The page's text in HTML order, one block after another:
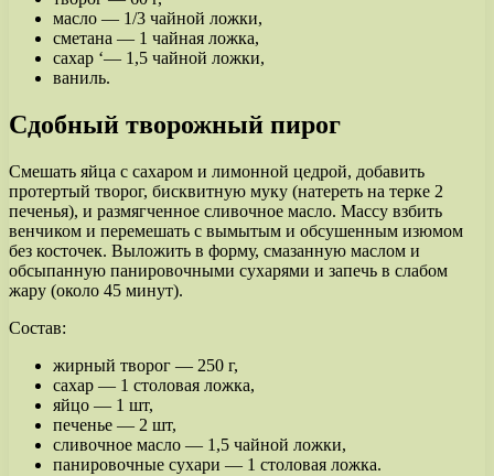
масло — 1/3 чайной ложки,
сметана — 1 чайная ложка,
сахар ‘— 1,5 чайной ложки,
ваниль.
Сдобный творожный пирог
Смешать яйца с сахаром и лимонной цедрой, добавить
протертый творог, бисквитную муку (натереть на терке 2
печенья), и размягченное сливочное масло. Массу взбить
венчиком и перемешать с вымытым и обсушенным изюмом
без косточек. Выложить в форму, смазанную маслом и
обсыпанную панировочными сухарями и запечь в слабом
жару (около 45 минут).
Состав:
жирный творог — 250 г,
сахар — 1 столовая ложка,
яйцо — 1 шт,
печенье — 2 шт,
сливочное масло — 1,5 чайной ложки,
панировочные сухари — 1 столовая ложка.